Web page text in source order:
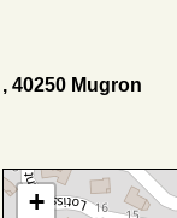
, 40250 Mugron
+